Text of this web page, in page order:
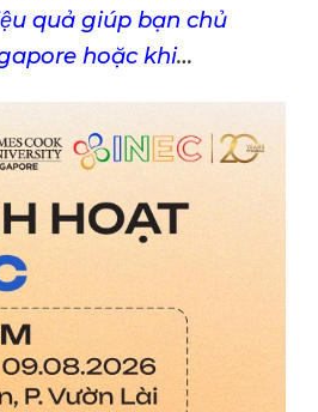
quả giúp bạn chủ
hoặc khi